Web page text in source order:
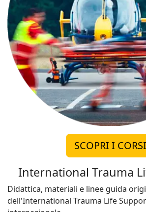
SCOPRI I CORSI
International Trauma
Didattica, materiali e linee guida
dell'International Trauma Life